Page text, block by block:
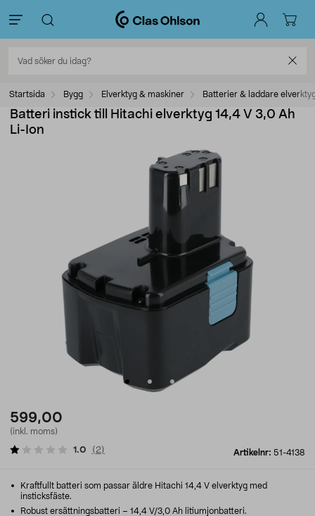
Startsida Bygg Elverktyg & maskiner Batterier & laddare
Batteri instick till Hitachi elverktyg 14,4 V 3,0 Ah
Li-Ion
599,00
(inkl. moms)
Artikelnr: 51-4138
1.0 ( 2)
Kraftfullt batteri som passar äldre Hitachi 14,4 V elverktyg med
insticksfäste.
Robust ersättningsbatteri – 14,4 V/3,0 Ah litiumjonbatteri.